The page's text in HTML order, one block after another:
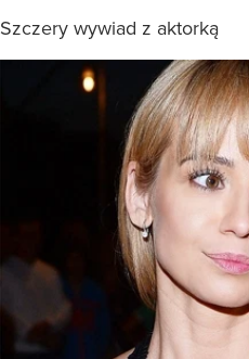
Szczery wywiad z aktorką